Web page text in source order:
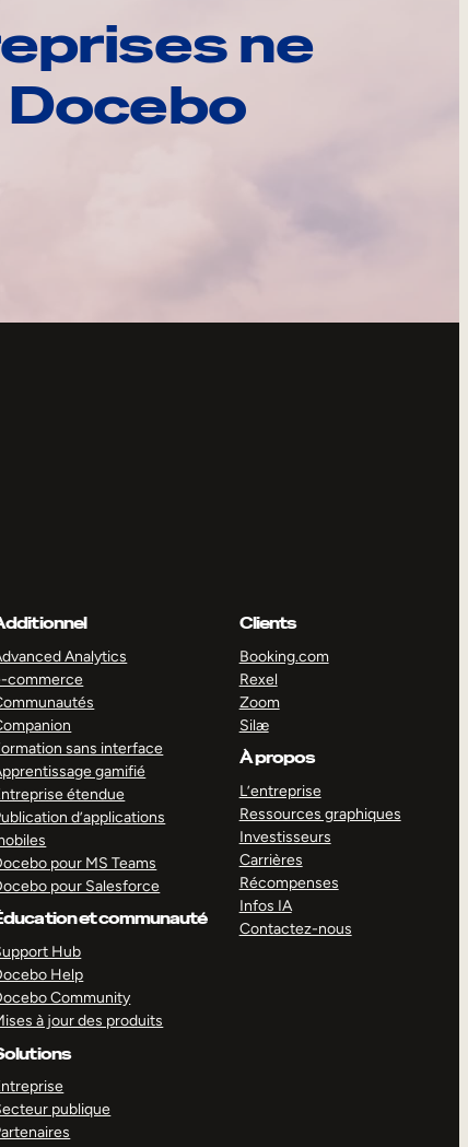
ne
Analytics
commerce
sans interface
gamifié
étendue
d’applications
pour MS Teams
pour Salesforce
et communauté
Hub
Help
Community
à jour des produits
publique
Clients
Booking.com
Rexel
Zoom
Silæ
À propos
L’entreprise
Ressources graphiques
Investisseurs
Carrières
Récompenses
Infos IA
Contactez-nous